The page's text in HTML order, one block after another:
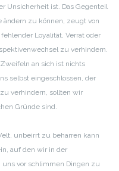
Unsicherheit ist. Das Gegenteil
ändern zu können, zeugt von
Loyalität, Verrat oder
zu verhindern.
an sich ist nichts
selbst eingeschlossen, der
verhindern, sollten wir
Gründe sind.
unbeirrt zu beharren kann
auf den wir in der
vor schlimmen Dingen zu